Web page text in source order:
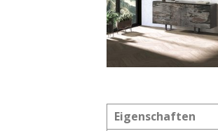
Eigenschaften